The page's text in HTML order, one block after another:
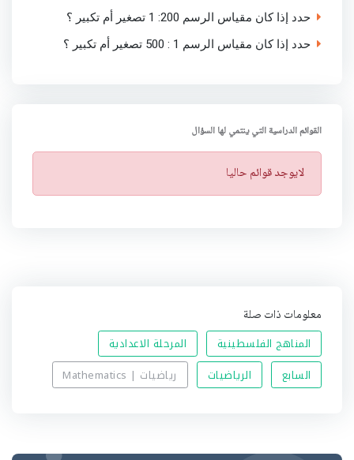
حدد إذا كان مقياس الرسم 200: 1 تصغير أم تكبير ؟
حدد إذا كان مقياس الرسم 1 : 500 تصغير أم تكبير ؟
القوائم الدراسية التي ينتمي لها السؤال
ت
ن
لايوجد قوائم حاليا
معلومات ذات صلة
المناهج الفلسطينية
المرحلة الاعدادية
السابع
الرياضيات رياضيات | Mathematics